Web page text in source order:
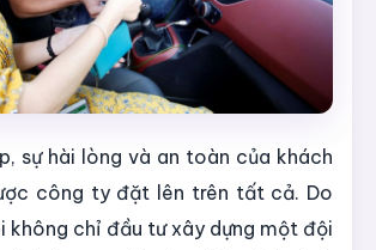
sự hài lòng và an toàn của khách
công ty đặt lên trên tất cả. Do
không chỉ đầu tư xây dựng một đội